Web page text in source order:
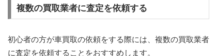
複数の買取業者に査定を依頼する
初心者の方が車買取の依頼をする際には、複数の買取業者
に査定を依頼することをおすすめします。